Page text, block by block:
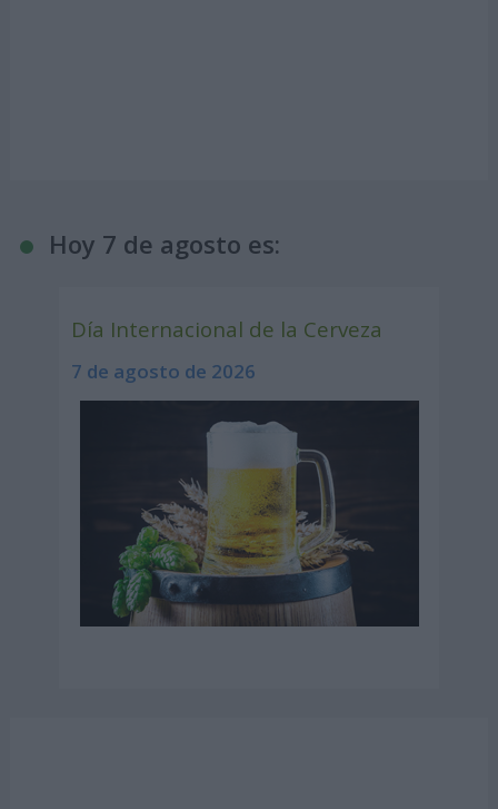
Hoy 7 de agosto es:
Día Internacional de la Cerveza
7 de agosto de 2026